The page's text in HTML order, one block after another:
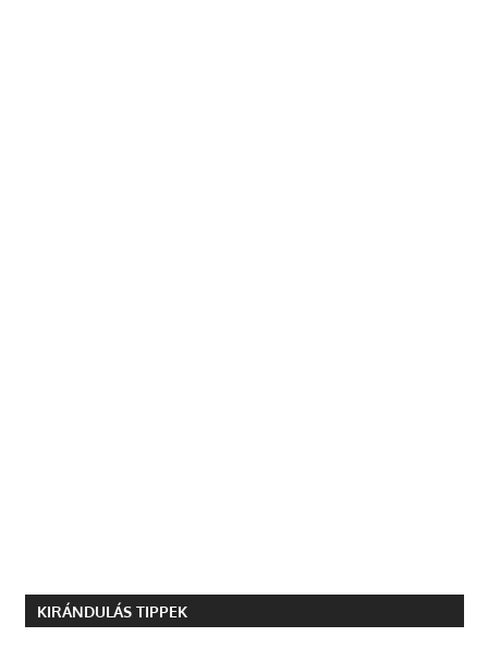
KIRÁNDULÁS TIPPEK